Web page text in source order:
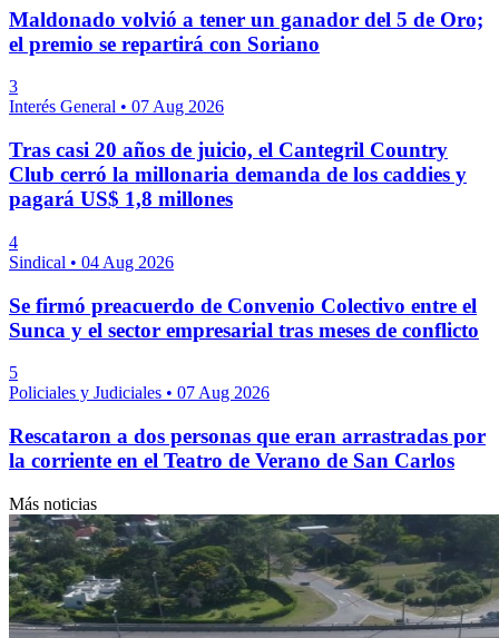
Maldonado volvió a tener un ganador del 5 de Oro;
el premio se repartirá con Soriano
3
Interés General • 07 Aug 2026
Tras casi 20 años de juicio, el Cantegril Country
Club cerró la millonaria demanda de los caddies y
pagará US$ 1,8 millones
4
Sindical • 04 Aug 2026
Se firmó preacuerdo de Convenio Colectivo entre el
Sunca y el sector empresarial tras meses de conflicto
5
Policiales y Judiciales • 07 Aug 2026
Rescataron a dos personas que eran arrastradas por
la corriente en el Teatro de Verano de San Carlos
Más noticias